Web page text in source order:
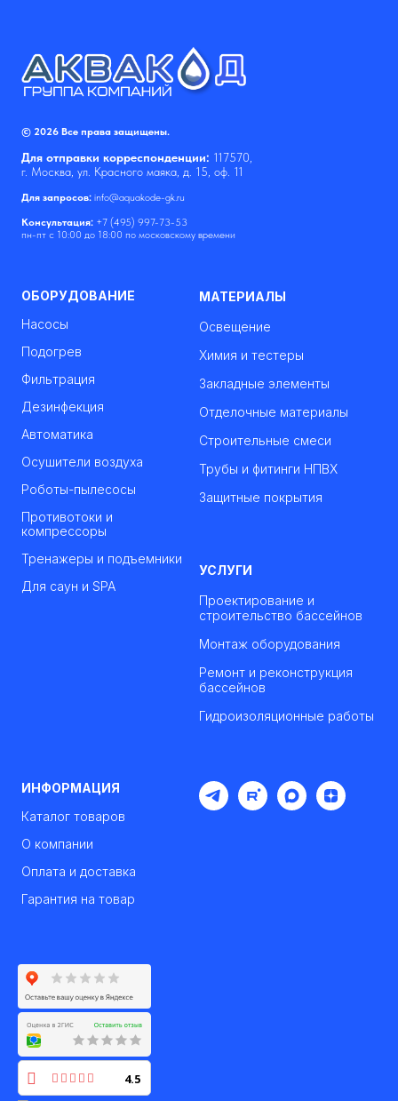
© 2026 Все права защищены.
Для отправки корреспонденции: 117570,
г. Москва, ул. Красного маяка, д. 15, оф. 11
Для запросов: info@aquakode-gk.ru
Консультация: +7 (495) 997-73-53
пн-пт с 10:00 до 18:00 по московскому времени
ОБОРУДОВАНИЕ
Насосы
Подогрев
Фильтрация
Дезинфекция
Автоматика
Осушители воздуха
Роботы-пылесосы
Противотоки и
компрессоры
Тренажеры и подъемники
Для саун и SPA
МАТЕРИАЛЫ
Освещение
Химия и тестеры
Закладные элементы
Отделочные материалы
Строительные смеси
Трубы и фитинги НПВХ
Защитные покрытия
УСЛУГИ
Проектирование и
строительство бассейнов
Монтаж оборудования
Ремонт и реконструкция
бассейнов
Гидроизоляционные работы
ИНФОРМАЦИЯ
Каталог товаров
О компании
Оплата и доставка
Гарантия на товар
4.5